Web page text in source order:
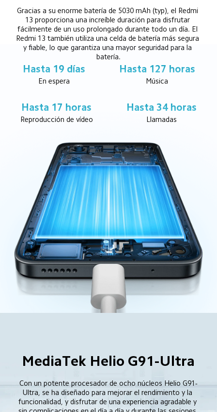
Gracias a su enorme batería de 5030 mAh (typ), el Redmi
13 proporciona una increíble duración para disfrutar
fácilmente de un uso prolongado durante todo un día. El
Redmi 13 también utiliza una celda de batería más segura
y fiable, lo que garantiza una mayor seguridad para la
batería.
Hasta 19 días
En espera
Hasta 127 horas
Música
Hasta 17 horas
Reproducción de vídeo
Hasta 34 horas
Llamadas
MediaTek Helio G91-Ultra
Con un potente procesador de ocho núcleos Helio G91-
Ultra, se ha diseñado para mejorar el rendimiento y la
funcionalidad, y disfrutar de una experiencia agradable y